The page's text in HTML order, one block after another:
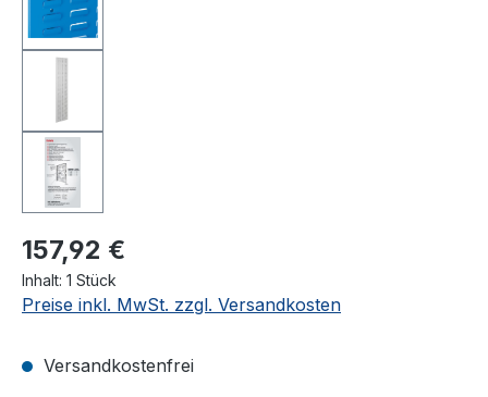
157,92 €
Inhalt: 1 Stück
Preise inkl. MwSt. zzgl. Versandkosten
Versandkostenfrei